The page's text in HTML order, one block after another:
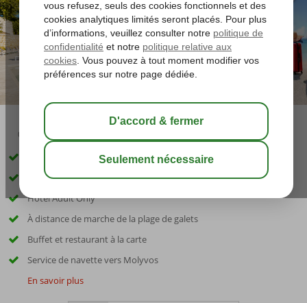
03:15 sauver
Voiture de location incluse
Environnement calme et verdoyant
Hôtel Adult Only
À distance de marche de la plage de galets
Buffet et restaurant à la carte
Service de navette vers Molyvos
En savoir plus